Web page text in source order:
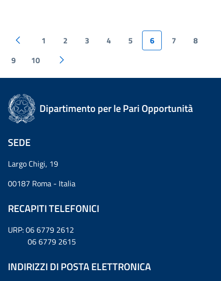
1 2 3 4 5 6 7
8
9
10
Dipartimento per le Pari Opportunità
SEDE
Largo Chigi, 19
00187 Roma - Italia
RECAPITI TELEFONICI
URP: 06 6779 2612
06 6779 2615
INDIRIZZI DI POSTA ELETTRONICA